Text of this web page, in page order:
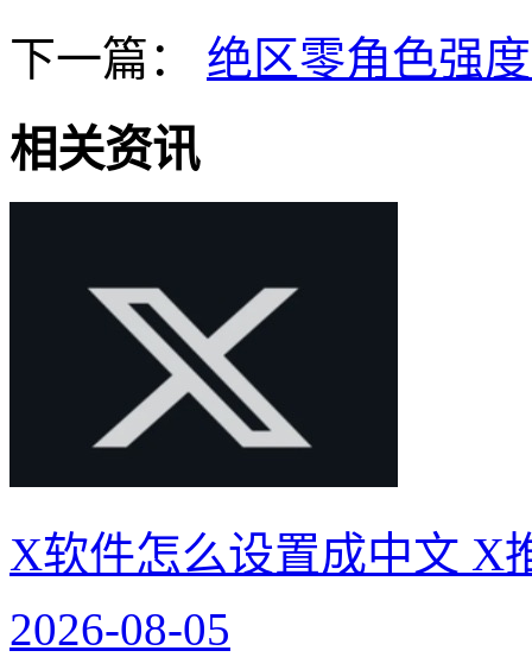
下一篇：
绝区零角色强
相关资讯
X软件怎么设置成中文 X
2026-08-05